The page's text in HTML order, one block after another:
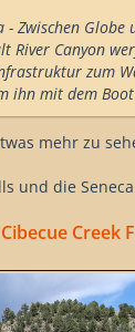
- Zwischen Globe
River Canyon
zum
ihn mit dem
mehr zu
und die
Creek